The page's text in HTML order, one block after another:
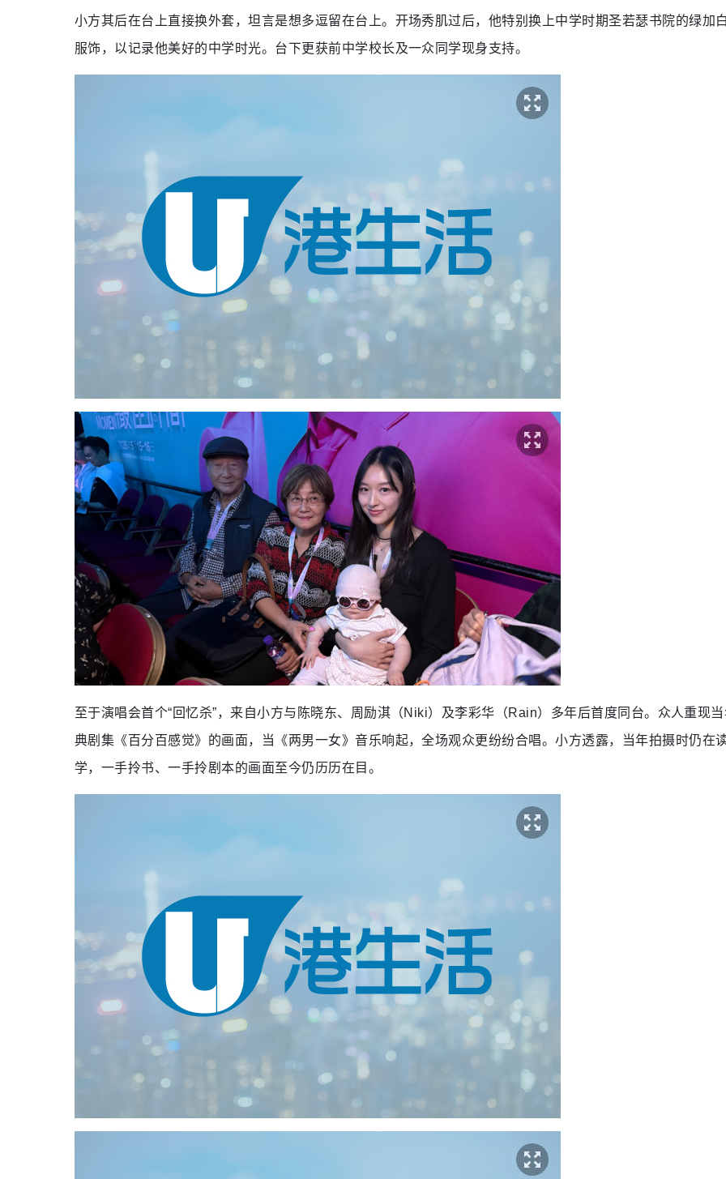
小方其后在台上直接换外套，坦言是想多逗留在台上。开场秀肌过后，他特别换上中学时期圣若瑟书院的绿加
服饰，以记录他美好的中学时光。台下更获前中学校长及一众同学现身支持。
至于演唱会首个“回忆杀”，来自小方与陈晓东、周励淇（Niki）及李彩华（Rain）多年后首度同台。众人重现
典剧集《百分百感觉》的画面，当《两男一女》音乐响起，全场观众更纷纷合唱。小方透露，当年拍摄时仍在
学，一手拎书、一手拎剧本的画面至今仍历历在目。